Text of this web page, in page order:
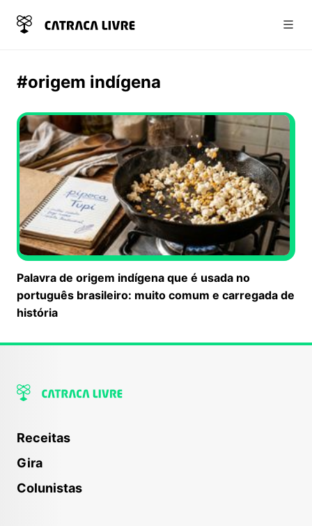
#origem indígena
Palavra de origem indígena que é usada no
português brasileiro: muito comum e carregada de
história
Receitas
Gira
Colunistas